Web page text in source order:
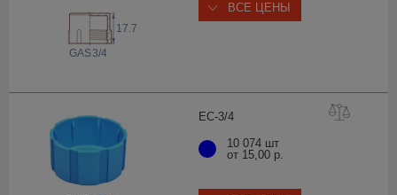
GAS 3/4
17.7
ВСЕ ЦЕНЫ
EC-3/4
10 074 шт
от 15,00 р.